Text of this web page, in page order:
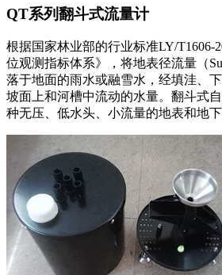
QT系列翻斗式流量计
根据国家林业部的行业标准LY/T1606-
位观测指标体系》，将地表径流量（
落于地面的雨水或融雪水，经填洼、
坡面上和河槽中流动的水量。翻斗式
种无压、低水头、小流量的地表和地下